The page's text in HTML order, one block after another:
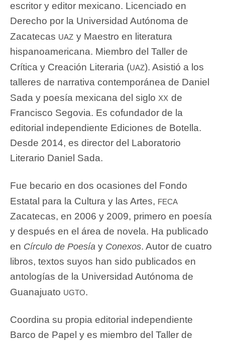
escritor y editor mexicano. Licenciado en
Derecho por la Universidad Autónoma de
Zacatecas uaz y Maestro en literatura
hispanoamericana. Miembro del Taller de
Crítica y Creación Literaria (uaz). Asistió a los
talleres de narrativa contemporánea de Daniel
Sada y poesía mexicana del siglo xx de
Francisco Segovia. Es cofundador de la
editorial independiente Ediciones de Botella.
Desde 2014, es director del Laboratorio
Literario Daniel Sada.
Fue becario en dos ocasiones del Fondo
Estatal para la Cultura y las Artes, feca
Zacatecas, en 2006 y 2009, primero en poesía
y después en el área de novela. Ha publicado
en Círculo de Poesía y Conexos. Autor de cuatro
libros, textos suyos han sido publicados en
antologías de la Universidad Autónoma de
Guanajuato ugto.
Coordina su propia editorial independiente
Barco de Papel y es miembro del Taller de